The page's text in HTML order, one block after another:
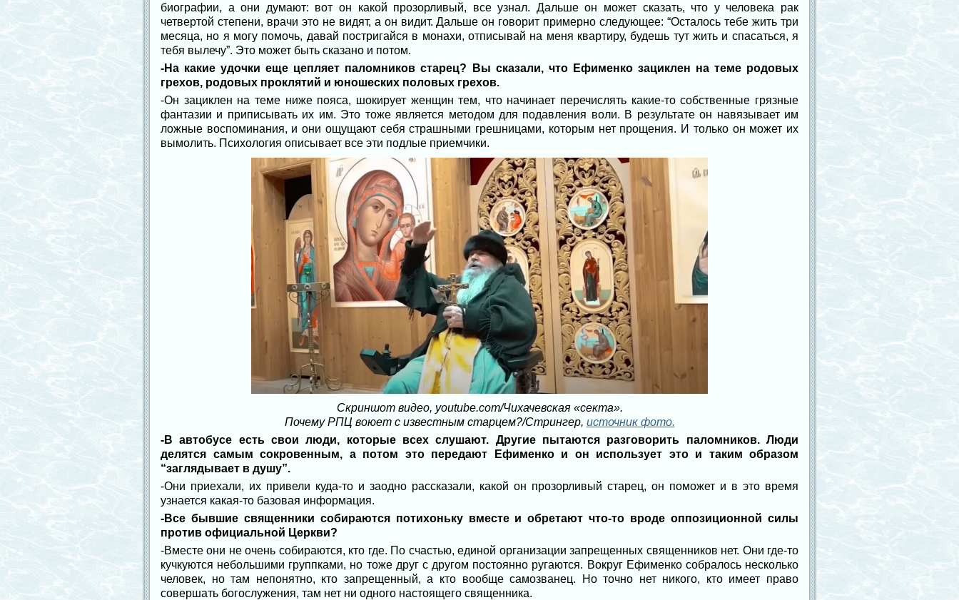
биографии, а они думают: вот он какой прозорливый, все узнал. Дальше он может сказать, что у человека рак
четвертой степени, врачи это не видят, а он видит. Дальше он говорит примерно следующее: “Осталось тебе жить три
месяца, но я могу помочь, давай постригайся в монахи, отписывай на меня квартиру, будешь тут жить и спасаться, я
тебя вылечу”. Это может быть сказано и потом.
-На какие удочки еще цепляет паломников старец? Вы сказали, что Ефименко зациклен на теме родовых
грехов, родовых проклятий и юношеских половых грехов.
-Он зациклен на теме ниже пояса, шокирует женщин тем, что начинает перечислять какие-то собственные грязные
фантазии и приписывать их им. Это тоже является методом для подавления воли. В результате он навязывает им
ложные воспоминания, и они ощущают себя страшными грешницами, которым нет прощения. И только он может их
вымолить. Психология описывает все эти подлые приемчики.
Скриншот видео, youtube.com/Чихачевская «секта».
Почему РПЦ воюет с известным старцем?/Стрингер, источник фото.
-В автобусе есть свои люди, которые всех слушают. Другие пытаются разговорить паломников. Люди
делятся самым сокровенным, а потом это передают Ефименко и он использует это и таким образом
“заглядывает в душу”.
-Они приехали, их привели куда-то и заодно рассказали, какой он прозорливый старец, он поможет и в это время
узнается какая-то базовая информация.
-Все бывшие священники собираются потихоньку вместе и обретают что-то вроде оппозиционной силы
против официальной Церкви?
-Вместе они не очень собираются, кто где. По счастью, единой организации запрещенных священников нет. Они где-то
кучкуются небольшими группками, но тоже друг с другом постоянно ругаются. Вокруг Ефименко собралось несколько
человек, но там непонятно, кто запрещенный, а кто вообще самозванец. Но точно нет никого, кто имеет право
совершать богослужения, там нет ни одного настоящего священника.